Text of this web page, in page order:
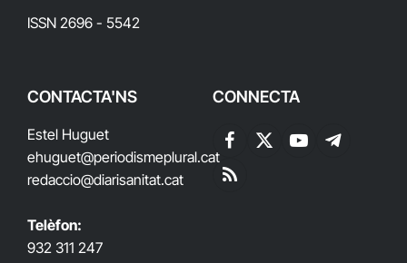
ISSN 2696 - 5542
CONTACTA'NS
Estel Huguet
ehuguet@periodismeplural.cat
redaccio@diarisanitat.cat
Telèfon:
932 311 247
CONNECTA
Facebook
X
YouTubeTelegram
RSS